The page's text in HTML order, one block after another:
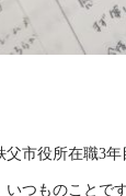
父市役所在職3
いつものことで